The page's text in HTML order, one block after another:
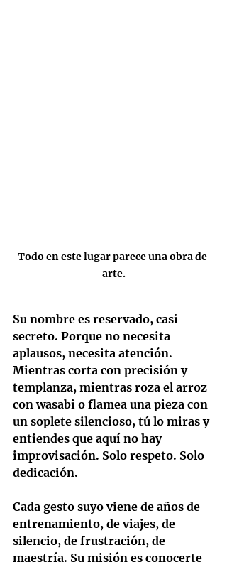
Todo en este lugar parece una obra de
arte.
Su nombre es reservado, casi
secreto. Porque no necesita
aplausos, necesita atención.
Mientras corta con precisión y
templanza, mientras roza el arroz
con wasabi o flamea una pieza con
un soplete silencioso, tú lo miras y
entiendes que aquí no hay
improvisación. Solo respeto. Solo
dedicación.
Cada gesto suyo viene de años de
entrenamiento, de viajes, de
silencio, de frustración, de
maestría. Su misión es conocerte